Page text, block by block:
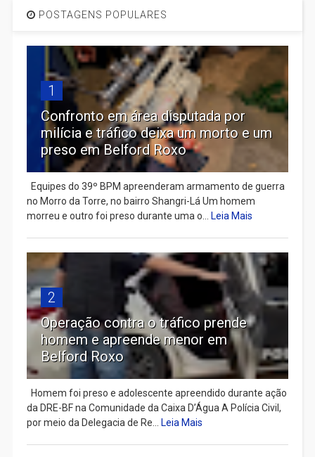
POSTAGENS POPULARES
1
Confronto em área disputada por
milícia e tráfico deixa um morto e um
preso em Belford Roxo
Equipes do 39º BPM apreenderam armamento de guerra
no Morro da Torre, no bairro Shangri-Lá Um homem
morreu e outro foi preso durante uma o... Leia Mais
2
Operação contra o tráfico prende
homem e apreende menor em
Belford Roxo
Homem foi preso e adolescente apreendido durante ação
da DRE-BF na Comunidade da Caixa D’Água A Polícia Civil,
por meio da Delegacia de Re... Leia Mais